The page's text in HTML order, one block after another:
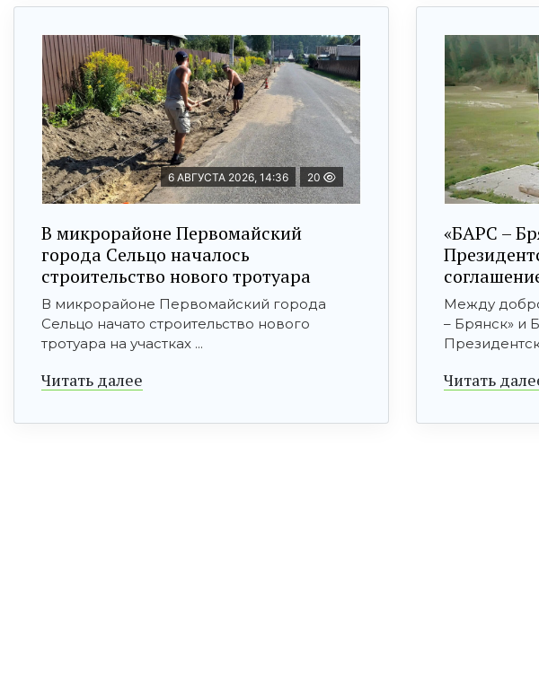
6 АВГУСТА 2026, 14:36 20
В микрорайоне Первомайский
города Сельцо началось
строительство нового тротуара
В микрорайоне Первомайский города
Сельцо начато строительство нового
тротуара на участках ...
Читать далее
«БАРС –
Между
– Брянск» и
Читать